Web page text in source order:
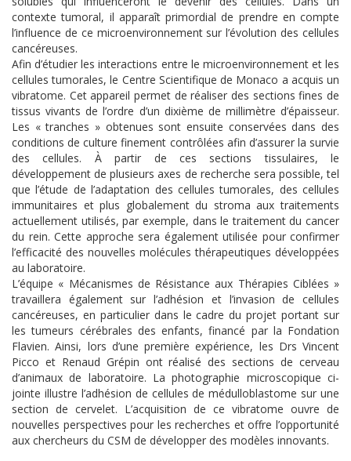
contexte tumoral, il apparaît primordial de prendre en compte
l’influence de ce microenvironnement sur l’évolution des cellules
cancéreuses.
Afin d’étudier les interactions entre le microenvironnement et les
cellules tumorales, le Centre Scientifique de Monaco a acquis un
vibratome. Cet appareil permet de réaliser des sections fines de
tissus vivants de l’ordre d’un dixième de millimètre d’épaisseur.
Les « tranches » obtenues sont ensuite conservées dans des
conditions de culture finement contrôlées afin d’assurer la survie
des cellules. À partir de ces sections tissulaires, le
développement de plusieurs axes de recherche sera possible, tel
que l’étude de l’adaptation des cellules tumorales, des cellules
immunitaires et plus globalement du stroma aux traitements
actuellement utilisés, par exemple, dans le traitement du cancer
du rein. Cette approche sera également utilisée pour confirmer
l’efficacité des nouvelles molécules thérapeutiques développées
au laboratoire.
L’équipe « Mécanismes de Résistance aux Thérapies Ciblées »
travaillera également sur l’adhésion et l’invasion de cellules
cancéreuses, en particulier dans le cadre du projet portant sur
les tumeurs cérébrales des enfants, financé par la Fondation
Flavien. Ainsi, lors d’une première expérience, les Drs Vincent
Picco et Renaud Grépin ont réalisé des sections de cerveau
d’animaux de laboratoire. La photographie microscopique ci-
jointe illustre l’adhésion de cellules de médulloblastome sur une
section de cervelet. L’acquisition de ce vibratome ouvre de
nouvelles perspectives pour les recherches et offre l’opportunité
aux chercheurs du CSM de développer des modèles innovants.